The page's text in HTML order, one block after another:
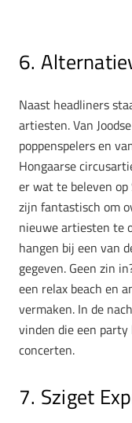
6.
Naast headliners
artiesten. Van
poppenspelers en
Hongaarse
er wat te beleven op
zijn fantastisch om
nieuwe artiesten te
hangen bij een van
gegeven. Geen zin
een relax beach en
vermaken. In de
vinden die een
concerten.
7. Sziget